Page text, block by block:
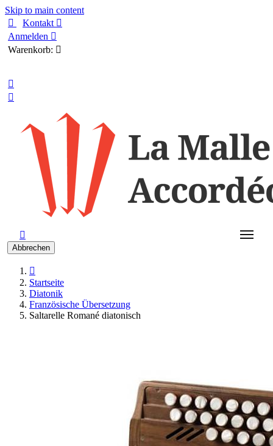
Skip to main content

Kontakt 
Anmelden 
Warenkorb: 



Abbrechen

Startseite
Diatonik
Französische Übersetzung
Saltarelle Romané diatonisch